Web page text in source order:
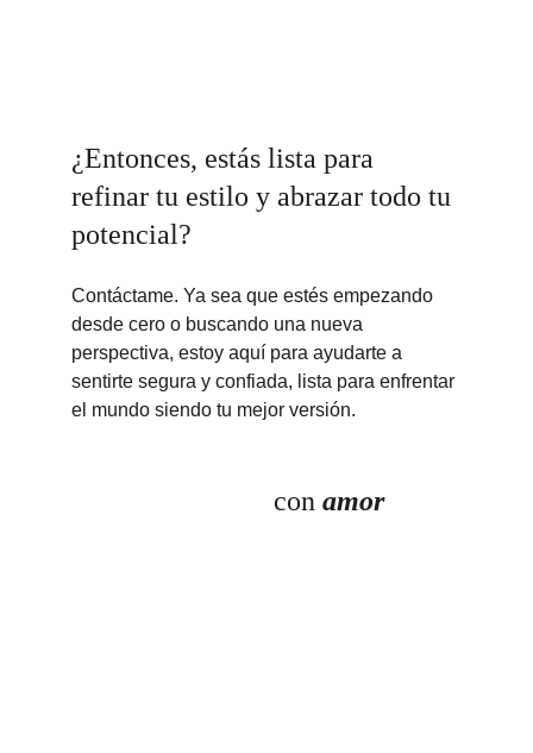
Contáctame. Ya sea que estés empezando
desde cero o buscando una nueva
perspectiva, estoy aquí para ayudarte a
sentirte segura y confiada, lista para enfrentar
el mundo siendo tu mejor versión.
¿Entonces, estás lista para
refinar tu estilo y abrazar todo tu
potencial?
con amor